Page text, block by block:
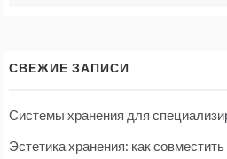
СВЕЖИЕ ЗАПИСИ
Системы хранения для
Эстетика хранения: как совместить